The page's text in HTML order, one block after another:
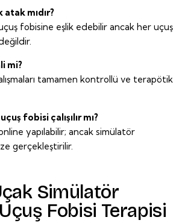
mıdır?
fobisine eşlik edebilir ancak her uçuş
mi?
tamamen kontrollü ve terapötik
fobisi çalışılır mı?
yapılabilir; ancak simülatör
gerçekleştirilir.
Simülatör
Fobisi Terapisi